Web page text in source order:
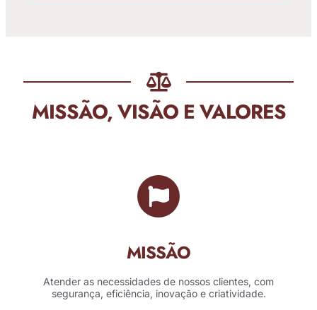
MISSÃO, VISÃO E VALORES
MISSÃO
Atender as necessidades de nossos clientes, com
segurança, eficiência, inovação e criatividade.